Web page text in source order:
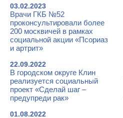
03.02.2023
Врачи ГКБ №52
проконсультировали более
200 москвичей в рамках
социальной акции «Псориаз
и артрит»
22.09.2022
В городском округе Клин
реализуется социальный
проект «Сделай шаг –
предупреди рак»
01.08.2022